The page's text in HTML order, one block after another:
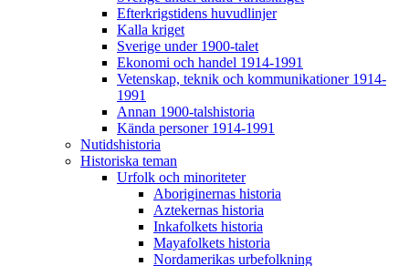
Efterkrigstidens huvudlinjer
Kalla kriget
Sverige under 1900-talet
Ekonomi och handel 1914-1991
Vetenskap, teknik och kommunikationer 1914-
1991
Annan 1900-talshistoria
Kända personer 1914-1991
Nutidshistoria
Historiska teman
Urfolk och minoriteter
Aboriginernas historia
Aztekernas historia
Inkafolkets historia
Mayafolkets historia
Nordamerikas urbefolkning